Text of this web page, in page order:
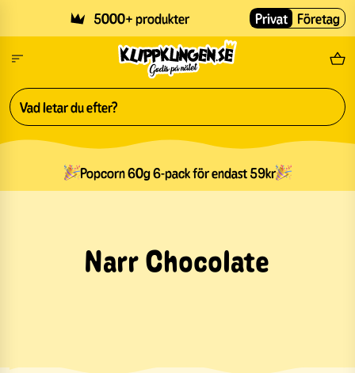
5000+ produkter Fri
Privat Företag
Popcorn 60g 6-pack för endast 59kr
Narr Chocolate